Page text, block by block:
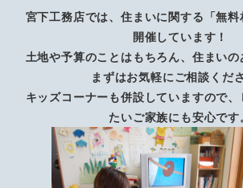
宮下工務店では、住まいに関する「無
開催しています！
土地や予算のことはもちろん、住まいの
まずはお気軽にご相談くだ
キッズコーナーも併設していますので
たいご家族にも安心です。